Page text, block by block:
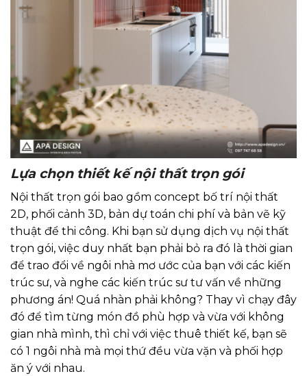
Lựa chọn thiết kế nội thất trọn gói
Nội thất trọn gói bao gồm concept bố trí nội thất
2D, phối cảnh 3D, bản dự toán chi phí và bản vẽ kỹ
thuật để thi công. Khi bạn sử dụng dịch vụ nội thất
trọn gói, việc duy nhất bạn phải bỏ ra đó là thời gian
để trao đổi về ngôi nhà mơ ước của bạn với các kiến
trúc sư, và nghe các kiến trúc sư tư vấn về những
phương án! Quá nhàn phải không? Thay vì chạy đây
đó để tìm từng món đồ phù hợp và vừa với không
gian nhà mình, thì chỉ với việc thuê thiết kế, bạn sẽ
có 1 ngôi nhà mà mọi thứ đều vừa vặn và phối hợp
ăn ý với nhau.